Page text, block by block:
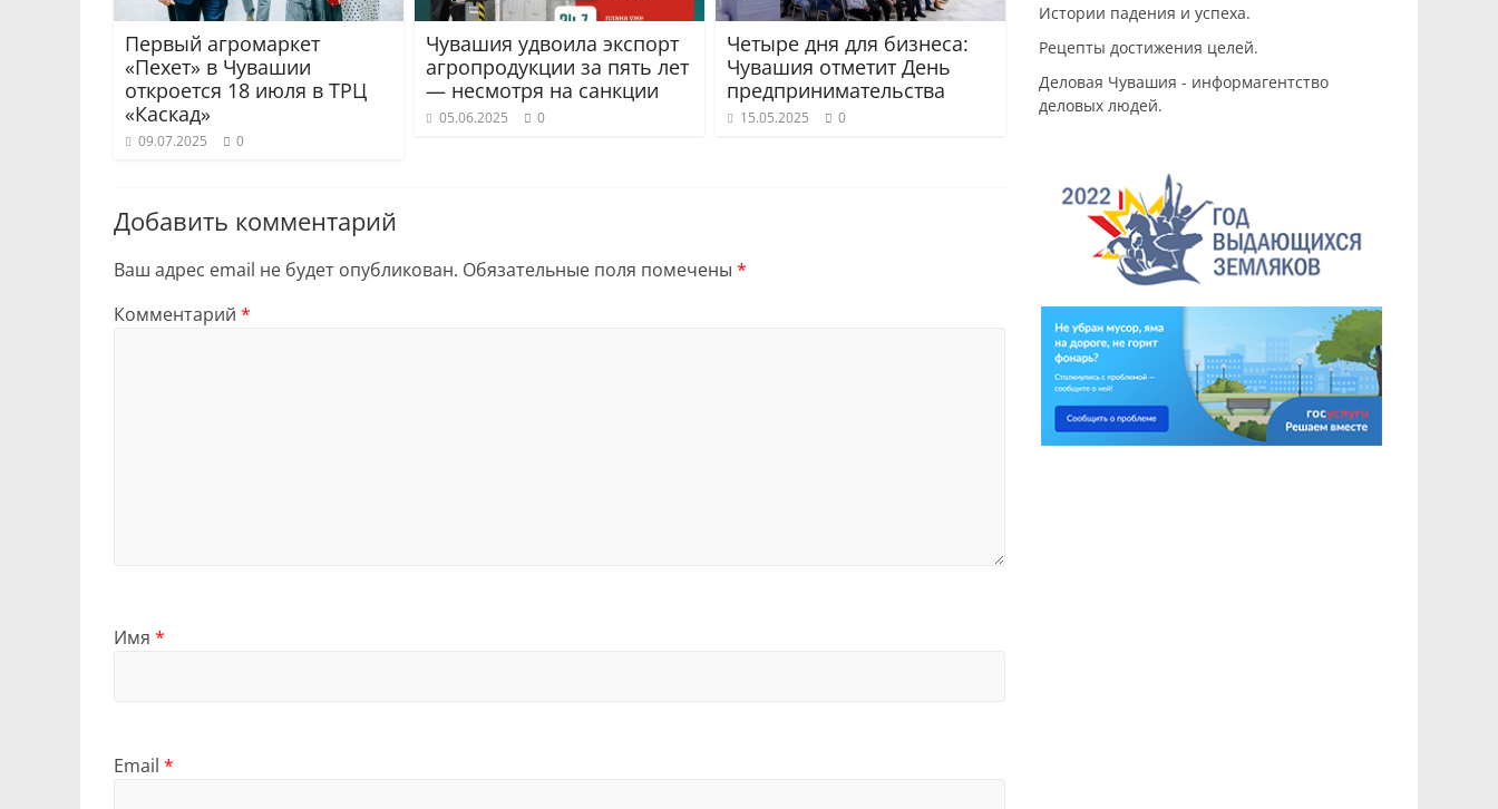
Первый агромаркет
«Пехет» в Чувашии
откроется 18 июля в ТРЦ
«Каскад»
09.07.2025 0
Чувашия удвоила экспорт
агропродукции за пять лет
— несмотря на санкции
05.06.2025 0
Четыре дня для бизнеса:
Чувашия отметит День
предпринимательства
15.05.2025 0
Добавить комментарий
Ваш адрес email не будет опубликован. Обязательные поля помечены *
Комментарий *
Имя *
Email *
Истории падения и успеха.
Рецепты достижения целей.
Деловая Чувашия - информагентство
деловых людей.